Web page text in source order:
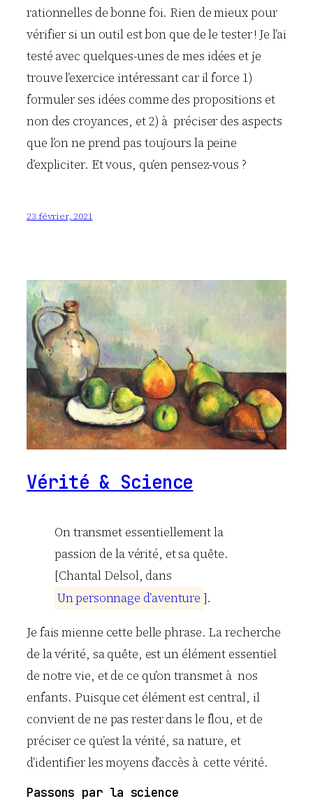
rationnelles de bonne foi. Rien de mieux pour
vérifier si un outil est bon que de le tester ! Je l’ai
testé avec quelques-unes de mes idées et je
trouve l’exercice intéressant car il force 1)
formuler ses idées comme des propositions et
non des croyances, et 2) à préciser des aspects
que l’on ne prend pas toujours la peine
d’expliciter. Et vous, qu’en pensez-vous ?
23 février, 2021
Vérité & Science
On transmet essentiellement la
passion de la vérité, et sa quête.
[Chantal Delsol, dans
Unpersonnage d’aventure ].
Je fais mienne cette belle phrase. La recherche
de la vérité, sa quête, est un élément essentiel
de notre vie, et de ce qu’on transmet à nos
enfants. Puisque cet élément est central, il
convient de ne pas rester dans le flou, et de
préciser ce qu’est la vérité, sa nature, et
d’identifier les moyens d’accès à cette vérité.
Passons par la science